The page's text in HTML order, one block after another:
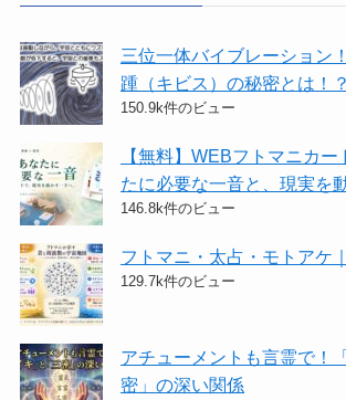
三位一体バイブレーション
踵（キビス）の秘密とは！？
150.9k件のビュー
【無料】WEBフトマニカ
たに必要な一音と、現実を
146.8k件のビュー
フトマニ・太占・モトアケ
129.7k件のビュー
アチューメントも言霊で！
密」の深い関係